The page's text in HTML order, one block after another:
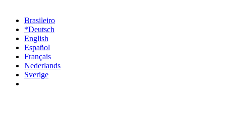
Brasileiro
*Deutsch
English
Español
Français
Nederlands
Sverige